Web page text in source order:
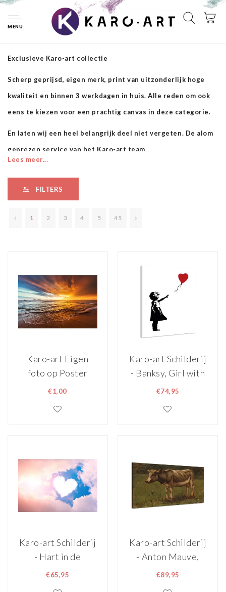
MENU
Exclusieve Karo-art collectie
Exclusieve Karo-art collectie
Exclusieve Karo-art collectie
Scherp geprijsd, eigen merk, print van uitzonderlijk hoge
kwaliteit en binnen 3 werkdagen in huis. Alle reden om ook
eens te kiezen voor een prachtig canvas in deze categorie.
En laten wij een heel belangrijk deel niet vergeten. De alom
geprezen service van het Karo-art team.
Lees meer...
FILTERS
1 2 3 4 5 45
Karo-art Eigen
foto op Poster
€1,00
Karo-art Schilderij
- Banksy, Girl with
Balloon, Meisje
70x100cm.Premium
€74,95
Karo-art Schilderij
- Hart in de
wolken, Pastel, 2
€65,95
Karo-art Schilderij
- Anton Mauve,
Koe, 1860 - 1888,
€89,95